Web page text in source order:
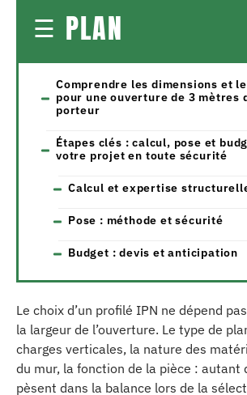
PLAN
Comprendre les dimensions et
pour une ouverture de 3 mètres
porteur
Étapes clés : calcul, pose et
votre projet en toute sécurité
Calcul et expertise
Pose : méthode et sécurité
Budget : devis et anticipation
Le choix d’un profilé IPN ne dépend
la largeur de l’ouverture. Le type de
charges verticales, la nature des
du mur, la fonction de la pièce : autant
pèsent dans la balance lors de la